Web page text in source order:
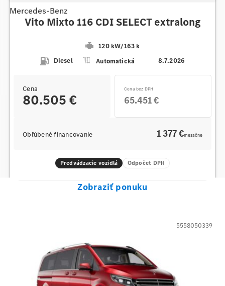
Mercedes-Benz
Vito Mixto 116 CDI SELECT extralong
120 kW/163 k
Diesel
Automatická 8.7.2026
Cena
80.505 €
Cena bez DPH
65.451 €
Obľúbené financovanie 1 377 €mesačne
Predvádzacie vozidlá Odpočet DPH
Zobraziť ponuku
5558050339